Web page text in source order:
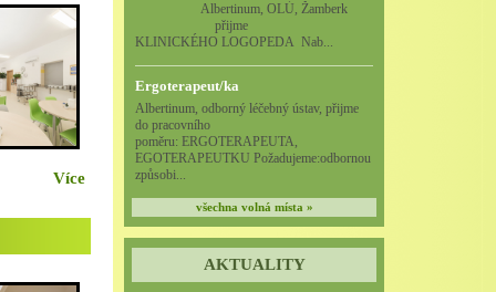
Více
Albertinum, OLÚ, Žamberk
přijme
KLINICKÉHO LOGOPEDA Nab...
Ergoterapeut/ka
Albertinum, odborný léčebný ústav, přijme
do pracovního
poměru: ERGOTERAPEUTA,
EGOTERAPEUTKU Požadujeme:odbornou
způsobi...
všechna volná místa »
AKTUALITY